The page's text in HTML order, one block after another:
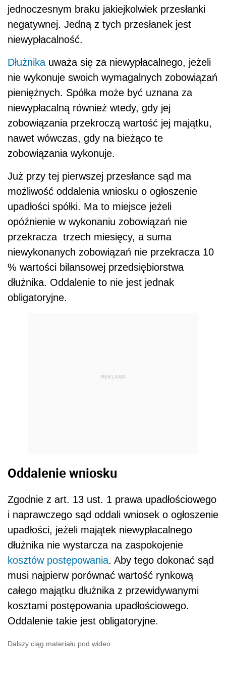
jednoczesnym braku jakiejkolwiek przesłanki
negatywnej. Jedną z tych przesłanek jest
niewypłacalność.
Dłużnika uważa się za niewypłacalnego, jeżeli
nie wykonuje swoich wymagalnych zobowiązań
pieniężnych. Spółka może być uznana za
niewypłacalną również wtedy, gdy jej
zobowiązania przekroczą wartość jej majątku,
nawet wówczas, gdy na bieżąco te
zobowiązania wykonuje.
Już przy tej pierwszej przesłance sąd ma
możliwość oddalenia wniosku o ogłoszenie
upadłości spółki. Ma to miejsce jeżeli
opóźnienie w wykonaniu zobowiązań nie
przekracza trzech miesięcy, a suma
niewykonanych zobowiązań nie przekracza 10
% wartości bilansowej przedsiębiorstwa
dłużnika. Oddalenie to nie jest jednak
obligatoryjne.
REKLAMA
Oddalenie wniosku
Zgodnie z art. 13 ust. 1 prawa upadłościowego
i naprawczego sąd oddali wniosek o ogłoszenie
upadłości, jeżeli majątek niewypłacalnego
dłużnika nie wystarcza na zaspokojenie
kosztów postępowania. Aby tego dokonać sąd
musi najpierw porównać wartość rynkową
całego majątku dłużnika z przewidywanymi
kosztami postępowania upadłościowego.
Oddalenie takie jest obligatoryjne.
Dalszy ciąg materiału pod wideo